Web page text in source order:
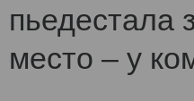
пьедестала
место – у